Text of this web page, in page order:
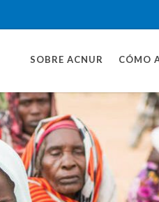
SOBRE ACNUR CÓMO